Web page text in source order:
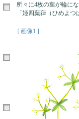
所々に4枚の葉が輪に
「姫四葉葎（ひめよ
[ 画像1 ]